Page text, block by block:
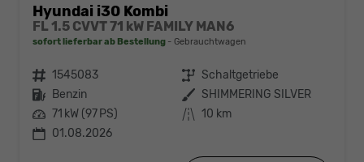
Hyundai i30 Kombi
FL 1.5 CVVT 71 kW FAMILY MAN6
sofort lieferbar ab Bestellung Gebrauchtwagen
Fahrzeugnr. 1545083 Getriebe Schaltgetriebe
Kraftstoff Benzin Außenfarbe SHIMMERING SILVER
Leistung 71 kW (97 PS) Kilometerstand 10 km
01.08.2026